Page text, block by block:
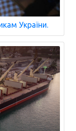
України.